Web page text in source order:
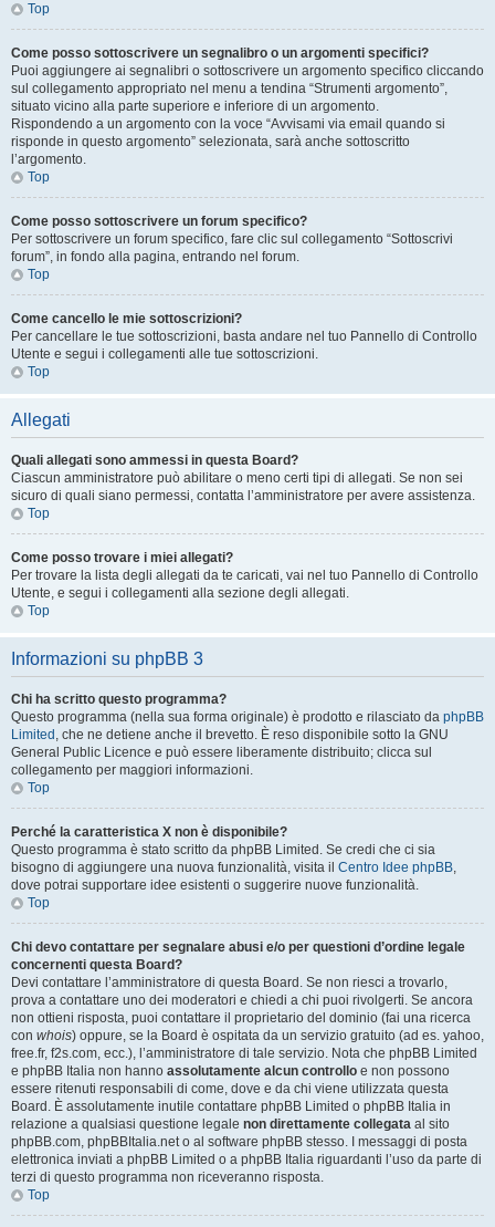
Top
Come posso sottoscrivere un segnalibro o un argomenti specifici?
Puoi aggiungere ai segnalibri o sottoscrivere un argomento specifico cliccando
sul collegamento appropriato nel menu a tendina “Strumenti argomento”,
situato vicino alla parte superiore e inferiore di un argomento.
Rispondendo a un argomento con la voce “Avvisami via email quando si
risponde in questo argomento” selezionata, sarà anche sottoscritto
l’argomento.
Top
Come posso sottoscrivere un forum specifico?
Per sottoscrivere un forum specifico, fare clic sul collegamento “Sottoscrivi
forum”, in fondo alla pagina, entrando nel forum.
Top
Come cancello le mie sottoscrizioni?
Per cancellare le tue sottoscrizioni, basta andare nel tuo Pannello di Controllo
Utente e segui i collegamenti alle tue sottoscrizioni.
Top
Allegati
Quali allegati sono ammessi in questa Board?
Ciascun amministratore può abilitare o meno certi tipi di allegati. Se non sei
sicuro di quali siano permessi, contatta l’amministratore per avere assistenza.
Top
Come posso trovare i miei allegati?
Per trovare la lista degli allegati da te caricati, vai nel tuo Pannello di Controllo
Utente, e segui i collegamenti alla sezione degli allegati.
Top
Informazioni su phpBB 3
Chi ha scritto questo programma?
Questo programma (nella sua forma originale) è prodotto e rilasciato da phpBB
Limited , che ne detiene anche il brevetto. È reso disponibile sotto la GNU
General Public Licence e può essere liberamente distribuito; clicca sul
collegamento per maggiori informazioni.
Top
Perché la caratteristica X non è disponibile?
Questo programma è stato scritto da phpBB Limited. Se credi che ci sia
bisogno di aggiungere una nuova funzionalità, visita il Centro Idee phpBB,
dove potrai supportare idee esistenti o suggerire nuove funzionalità.
Top
Chi devo contattare per segnalare abusi e/o per questioni d’ordine legale
concernenti questa Board?
Devi contattare l’amministratore di questa Board. Se non riesci a trovarlo,
prova a contattare uno dei moderatori e chiedi a chi puoi rivolgerti. Se ancora
non ottieni risposta, puoi contattare il proprietario del dominio (fai una ricerca
con whois) oppure, se la Board è ospitata da un servizio gratuito (ad es. yahoo,
free.fr, f2s.com, ecc.), l’amministratore di tale servizio. Nota che phpBB Limited
e phpBB Italia non hanno assolutamente alcun controllo e non possono
essere ritenuti responsabili di come, dove e da chi viene utilizzata questa
Board. È assolutamente inutile contattare phpBB Limited o phpBB Italia in
relazione a qualsiasi questione legale non direttamente collegata al sito
phpBB.com, phpBBItalia.net o al software phpBB stesso. I messaggi di posta
elettronica inviati a phpBB Limited o a phpBB Italia riguardanti l’uso da parte di
terzi di questo programma non riceveranno risposta.
Top